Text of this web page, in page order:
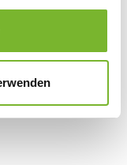
an den jeweiligen